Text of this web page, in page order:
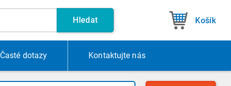
Hledat Košík
Časté dotazy Kontaktujte nás